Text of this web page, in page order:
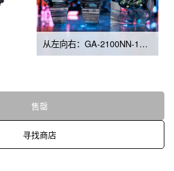
从左向右：GA-2100NN-1A、DW-5600NN-1、GA-2200NN-1A
售罄
寻找商店